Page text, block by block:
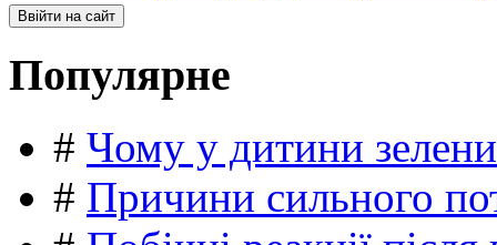
Популярне
# Чому у дитини
# Причини сильного